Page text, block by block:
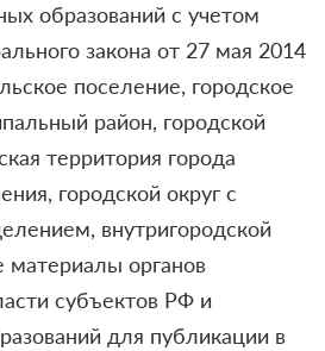
образований с учетом
закона от 27 мая 2014
поселение, городское
район, городской
территория города
городской округ с
внутригородской
материалы органов
субъектов РФ и
для публикации в